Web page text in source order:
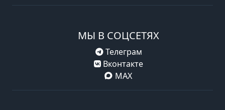
МЫ В СОЦСЕТЯХ
Телеграм
Вконтакте
MAX